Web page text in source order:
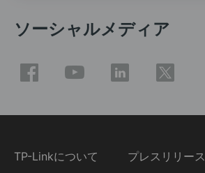
ソーシャルメディア
TP-Linkについて プレスリリース